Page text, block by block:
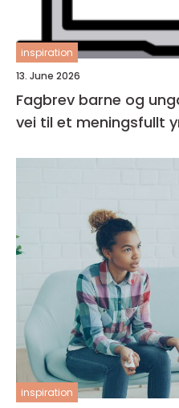
inspiration
13. June 2026
Fagbrev barne og
vei til et meningsfullt
inspiration